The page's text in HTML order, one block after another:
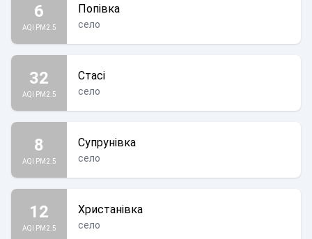
6
AQI PM2.5
Попівка
село
32
AQI PM2.5
Стасі
село
8
AQI PM2.5
Супрунівка
село
12
AQI PM2.5
Христанівка
село